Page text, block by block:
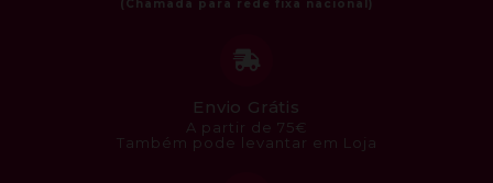
Envio Grátis
A partir de 75€
Também pode levantar em Loja